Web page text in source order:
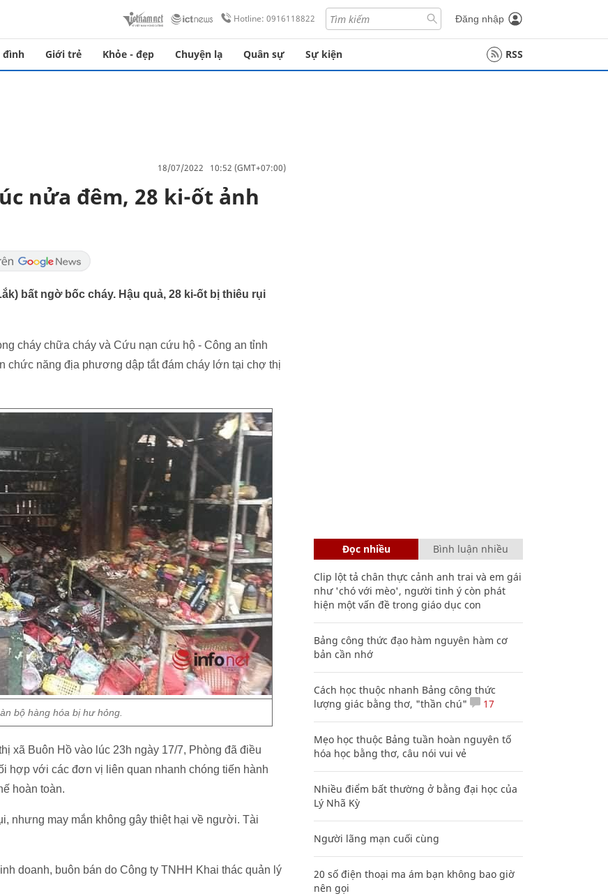
Hotline: 0916118822 Đăng nhập
đình Giới trẻ Khỏe - đẹp Chuyện lạ Quân sự Sự kiện RSS
18/07/2022 10:52 (GMT+07:00)
nửa đêm, 28 ki-ốt ảnh
bất ngờ bốc cháy. Hậu quả, 28 ki-ốt bị thiêu rụi
cháy chữa cháy và Cứu nạn cứu hộ - Công an tỉnh
năng địa phương dập tắt đám cháy lớn tại chợ thị
bộ hàng hóa bị hư hỏng.
xã Buôn Hồ vào lúc 23h ngày 17/7, Phòng đã điều
hợp với các đơn vị liên quan nhanh chóng tiến hành
hoàn toàn.
nhưng may mắn không gây thiệt hại về người. Tài
doanh, buôn bán do Công ty TNHH Khai thác quản lý
Đọc nhiều Bình luận nhiều
Clip lột tả chân thực cảnh anh trai và em gái
như 'chó với mèo', người tinh ý còn phát
hiện một vấn đề trong giáo dục con
Bảng công thức đạo hàm nguyên hàm cơ
bản cần nhớ
Cách học thuộc nhanh Bảng công thức
lượng giác bằng thơ, "thần chú"
17
Mẹo học thuộc Bảng tuần hoàn nguyên tố
hóa học bằng thơ, câu nói vui vẻ
Nhiều điểm bất thường ở bằng đại học của
Lý Nhã Kỳ
Người lãng mạn cuối cùng
20 số điện thoại ma ám bạn không bao giờ
nên gọi